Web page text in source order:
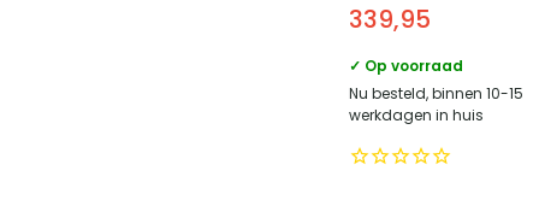
Ribbelpoten – Greige
339,95
✓ Op voorraad
Nu besteld, binnen 10-15
werkdagen in huis